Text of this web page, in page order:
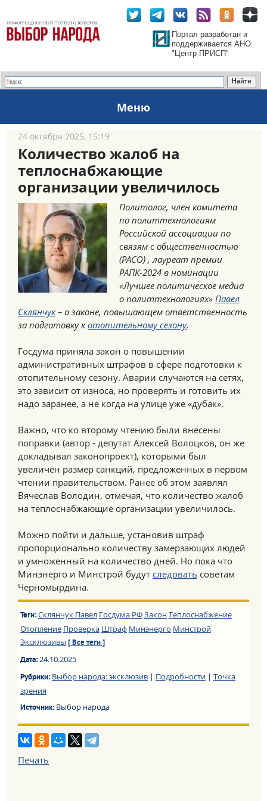
Портал разработан и
поддерживается АНО
"Центр ПРИСП"
Меню
24 октября 2025, 15:19
Количество жалоб на
теплоснабжающие
организации увеличилось
Политолог, член комитета
по политтехнологиям
Российской ассоциации по
связям с общественностью
(РАСО) , лауреат премии
РАПК-2024 в номинации
«Лучшее политическое медиа
о политтехнологиях» Павел
Склянчук– о законе, повышающем ответственность
за подготовку котопительному сезону.
Госдума приняла закон о повышении
административных штрафов в сфере подготовки к
отопительному сезону. Аварии случаются на сетях,
это зависит от износа, но проверять и готовить их
надо заранее, а не когда на улице уже «дубак».
Важно, что ко второму чтению были внесены
поправки (автор - депутат Алексей Волоцков, он же
докладывал законопроект), которыми был
увеличен размер санкций, предложенных в первом
чтении правительством. Ранее об этом заявлял
Вячеслав Володин, отмечая, что количество жалоб
на теплоснабжающие организации увеличилось.
Можно пойти и дальше, установив штраф
пропорционально количеству замерзающих людей
и умноженный на количество дней. Но пока что
Минэнерго и Минстрой будут следовать советам
Черномырдина.
Теги:Склянчук Павел Госдума РФЗаконТеплоснабжение
Отопление Проверка Штраф Минэнерго Минстрой
Эксклюзивы [ Все теги ]
Дата:24.10.2025
Рубрики:Выбор народа: эксклюзив| Подробности| Точка
зрения
Источник:Выбор народа
Печать